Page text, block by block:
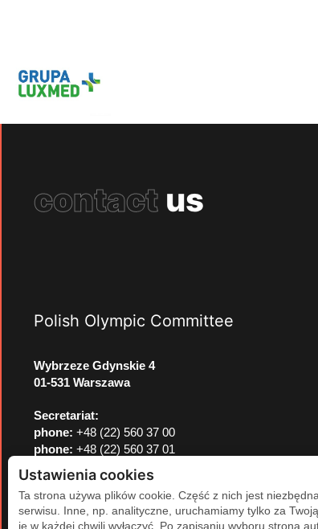
contact us
Polish Olympic Committee
Wybrzeze Gdynskie 4
01-531 Warszawa
Secretariat:
phone: +48 (22) 560 37 00
phone: +48 (22) 560 37 01
e-mail:
pkol@pkol.pl
Ustawienia cookies
Ta strona używa plików cookie. Część z nich jest
serwisu. Inne, np. analityczne, uruchamiamy tylko za
je w każdej chwili wyłączyć. Po zapisaniu wyboru strona